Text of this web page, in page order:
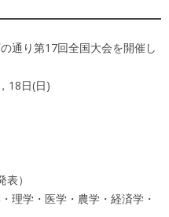
通り第17回全国大会を開催し
18日(日)
）
理学・医学・農学・経済学・